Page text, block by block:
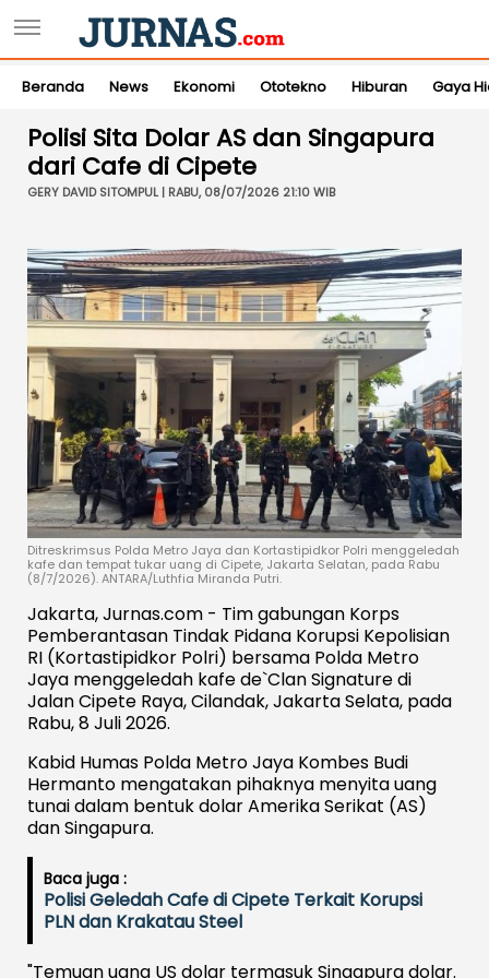
Beranda News Ekonomi Ototekno Hiburan Gaya
Polisi Sita Dolar AS dan Singapura
dari Cafe di Cipete
GERY DAVID SITOMPUL | RABU, 08/07/2026 21:10 WIB
Ditreskrimsus Polda Metro Jaya dan Kortastipidkor Polri menggeledah
kafe dan tempat tukar uang di Cipete, Jakarta Selatan, pada Rabu
(8/7/2026). ANTARA/Luthfia Miranda Putri.
Jakarta, Jurnas.com - Tim gabungan Korps
Pemberantasan Tindak Pidana Korupsi Kepolisian
RI (Kortastipidkor Polri) bersama Polda Metro
Jaya menggeledah kafe de`Clan Signature di
Jalan Cipete Raya, Cilandak, Jakarta Selata, pada
Rabu, 8 Juli 2026.
Kabid Humas Polda Metro Jaya Kombes Budi
Hermanto mengatakan pihaknya menyita uang
tunai dalam bentuk dolar Amerika Serikat (AS)
dan Singapura.
Baca juga :
Polisi Geledah Cafe di Cipete Terkait Korupsi
PLN dan Krakatau Steel
"Temuan uang US dolar termasuk Singapura dolar.